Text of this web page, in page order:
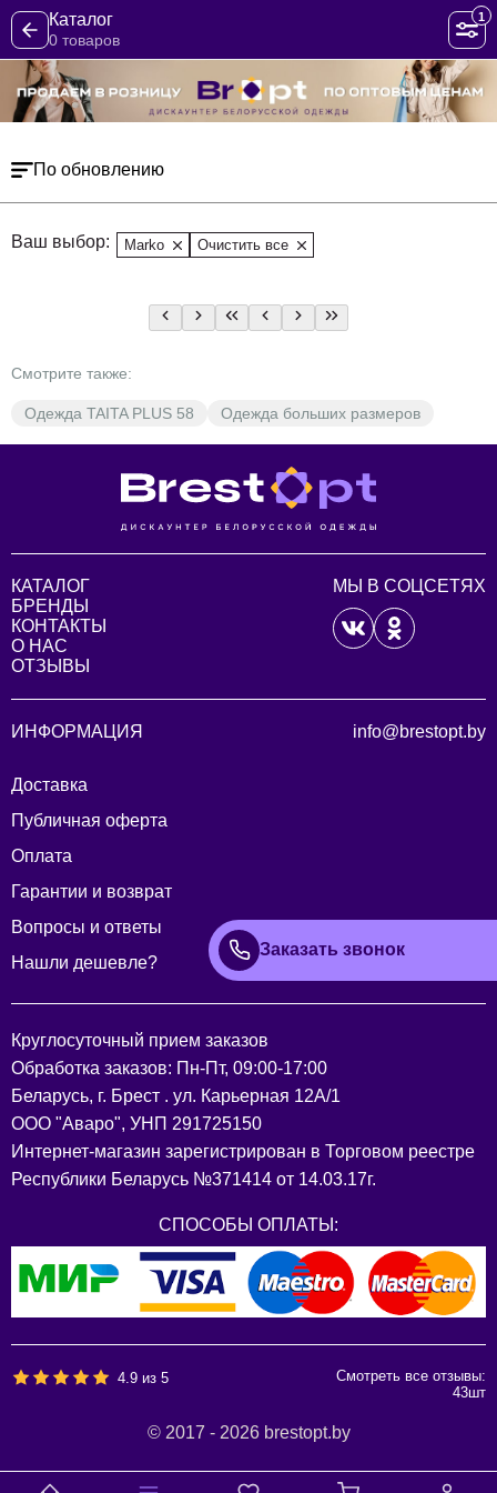
Каталог
0 товаров
1
По обновлению
Ваш выбор: Marko Очистить все
Смотрите также:
Одежда TAITA PLUS 58 Одежда больших размеров
КАТАЛОГ
БРЕНДЫ
КОНТАКТЫ
О НАС
ОТЗЫВЫ
МЫ В СОЦСЕТЯХ
ИНФОРМАЦИЯ
Доставка
Публичная оферта
Оплата
Гарантии и возврат
Вопросы и ответы
Нашли дешевле?
info@brestopt.by
Заказать звонок
Круглосуточный прием заказов
Обработка заказов: Пн-Пт, 09:00-17:00
Беларусь, г. Брест . ул. Карьерная 12А/1
ООО "Аваро", УНП 291725150
Интернет-магазин зарегистрирован в Торговом реестре
Республики Беларусь №371414 от 14.03.17г.
СПОСОБЫ ОПЛАТЫ:
4.9 из5
Смотреть все отзывы:
43шт
© 2017 - 2026 brestopt.by